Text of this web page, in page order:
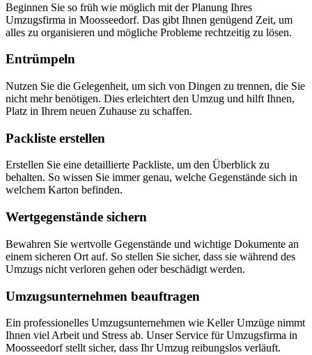
Beginnen Sie so früh wie möglich mit der Planung Ihres
Umzugsfirma in Moosseedorf. Das gibt Ihnen genügend Zeit, um
alles zu organisieren und mögliche Probleme rechtzeitig zu lösen.
Entrümpeln
Nutzen Sie die Gelegenheit, um sich von Dingen zu trennen, die Sie
nicht mehr benötigen. Dies erleichtert den Umzug und hilft Ihnen,
Platz in Ihrem neuen Zuhause zu schaffen.
Packliste erstellen
Erstellen Sie eine detaillierte Packliste, um den Überblick zu
behalten. So wissen Sie immer genau, welche Gegenstände sich in
welchem Karton befinden.
Wertgegenstände sichern
Bewahren Sie wertvolle Gegenstände und wichtige Dokumente an
einem sicheren Ort auf. So stellen Sie sicher, dass sie während des
Umzugs nicht verloren gehen oder beschädigt werden.
Umzugsunternehmen beauftragen
Ein professionelles Umzugsunternehmen wie Keller Umzüge nimmt
Ihnen viel Arbeit und Stress ab. Unser Service für Umzugsfirma in
Moosseedorf stellt sicher, dass Ihr Umzug reibungslos verläuft.